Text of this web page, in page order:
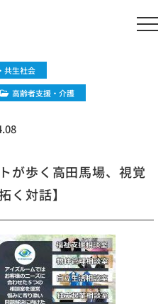
共生社会
高齢者支援・介護
が歩く高田馬場、視覚
く対話】